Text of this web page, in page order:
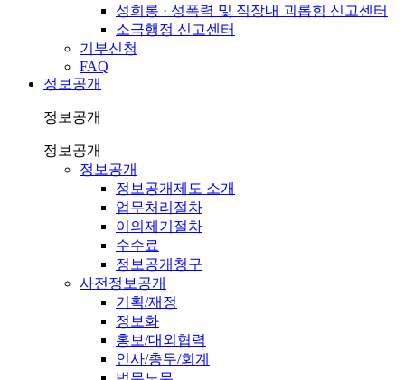
성희롱 · 성폭력 및 직장내 괴롭힘 신고센터
소극행정 신고센터
기부신청
FAQ
정보공개
정보공개
정보공개
정보공개
정보공개제도 소개
업무처리절차
이의제기절차
수수료
정보공개청구
사전정보공개
기획/재정
정보화
홍보/대외협력
인사/총무/회계